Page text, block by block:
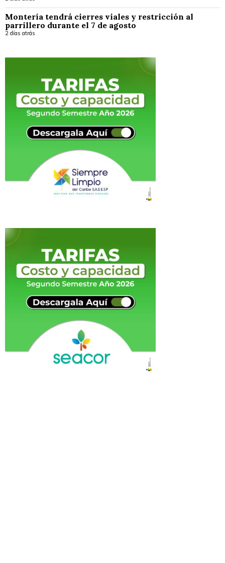
Montería tendrá cierres viales y restricción al
parrillero durante el 7 de agosto
2 días atrás